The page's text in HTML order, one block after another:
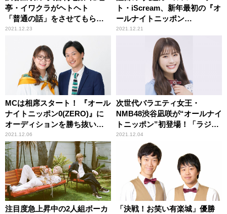
亭・イワクラがヘトヘト
「普通の話」をさせてもらえ
ず……
2021.12.23
ト・iScream、新年最初の『オ
ールナイトニッポン
0(ZERO)』に登場！
2021.12.21
MCは相席スタート！ 『オール
ナイトニッポン0(ZERO)』に
オーディションを勝ち抜いた
ライバーが登場！
2021.12.06
次世代バラエティ女王・
NMB48渋谷凪咲が“オールナイ
トニッポン”初登場！「ラジオ
の前で待ち合わせやで！」
2021.12.04
注目度急上昇中の2人組ボーカ
「決戦！お笑い有楽城」優勝